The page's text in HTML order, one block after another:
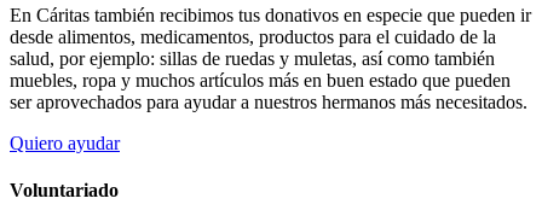
En Cáritas también recibimos tus donativos en especie que pueden ir
desde alimentos, medicamentos, productos para el cuidado de la
salud, por ejemplo: sillas de ruedas y muletas, así como también
muebles, ropa y muchos artículos más en buen estado que pueden
ser aprovechados para ayudar a nuestros hermanos más necesitados.
Quiero ayudar
Voluntariado